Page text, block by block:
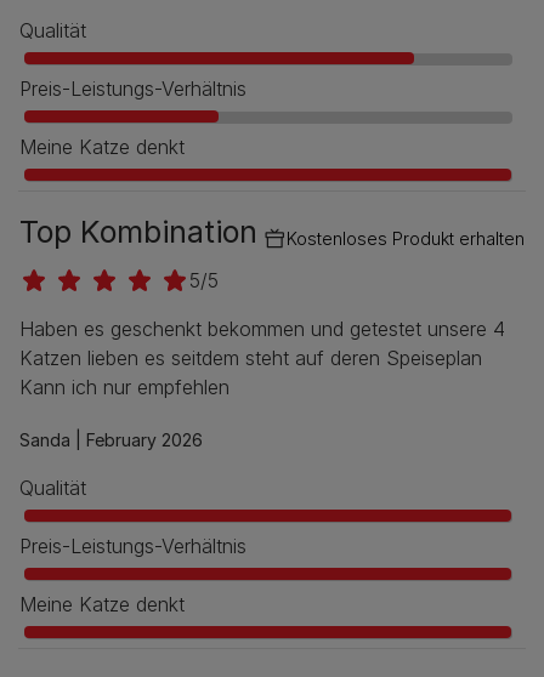
Qualität
Preis-Leistungs-Verhältnis
Meine Katze denkt
Top Kombination Kostenloses Produkt erhalten
5/5
Haben es geschenkt bekommen und getestet unsere 4
Katzen lieben es seitdem steht auf deren Speiseplan
Kann ich nur empfehlen
Sanda | February 2026
Qualität
Preis-Leistungs-Verhältnis
Meine Katze denkt